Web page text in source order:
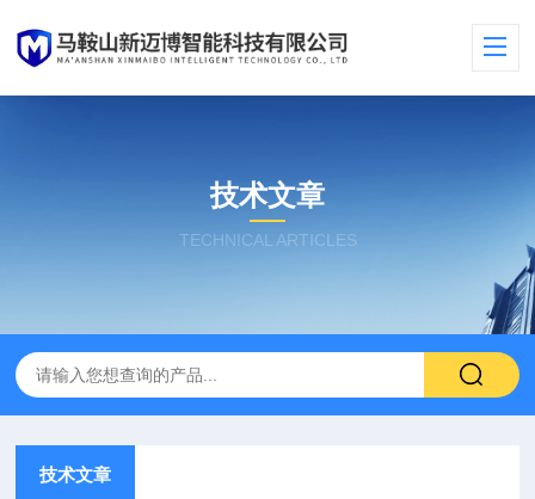
技术文章
TECHNICAL ARTICLES
技术文章